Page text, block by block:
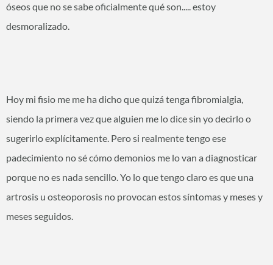
óseos que no se sabe oficialmente qué son..... estoy
desmoralizado.
Hoy mi fisio me me ha dicho que quizá tenga fibromialgia,
siendo la primera vez que alguien me lo dice sin yo decirlo o
sugerirlo explícitamente. Pero si realmente tengo ese
padecimiento no sé cómo demonios me lo van a diagnosticar
porque no es nada sencillo. Yo lo que tengo claro es que una
artrosis u osteoporosis no provocan estos síntomas y meses y
meses seguidos.